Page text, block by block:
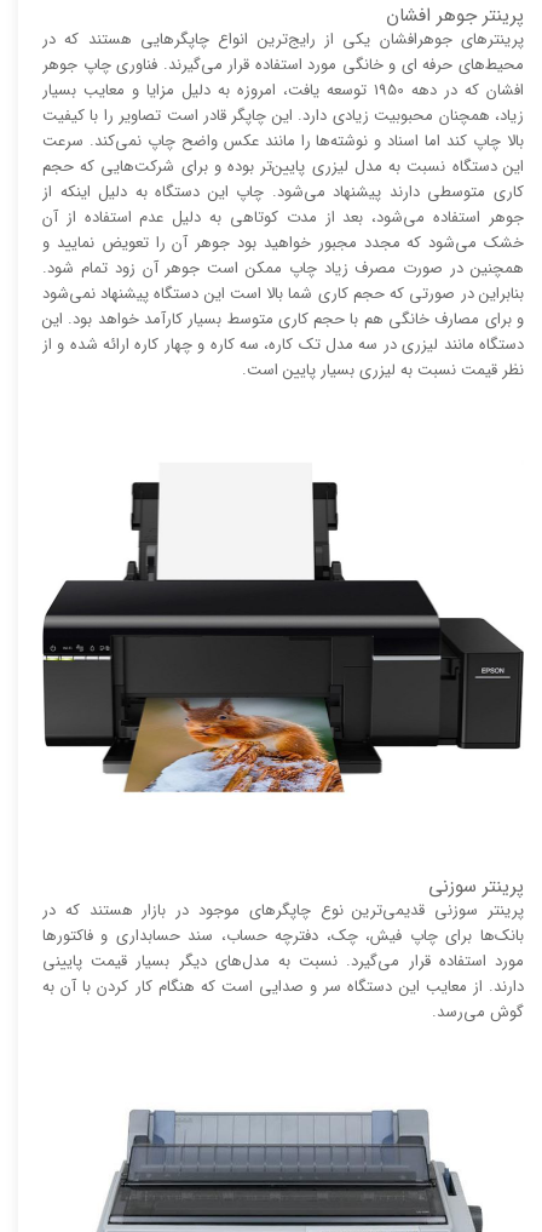
پرینتر جوهر افشان
پرینتر‌های جوهرافشان یکی از رایج‌ترین انواع چاپگر‌هایی هستند که در
محیط‌های حرفه ای و خانگی مورد استفاده قرار می‌گیرند. فناوری چاپ جوهر
افشان که در دهه 1950 توسعه یافت، امروزه به دلیل مزایا و معایب بسیار
زیاد، همچنان محبوبیت زیادی دارد. این چاپگر قادر است تصاویر را با کیفیت
بالا چاپ کند اما اسناد و نوشته‌ها را مانند عکس واضح چاپ نمی‌کند. سرعت
این دستگاه نسبت به مدل لیزری پایین‌تر بوده و برای شرکت‌هایی که حجم
کاری متوسطی دارند پیشنهاد می‌شود. چاپ این دستگاه به دلیل اینکه از
جوهر استفاده می‌شود، بعد از مدت کوتاهی به دلیل عدم استفاده از آن
خشک می‌شود که مجدد مجبور خواهید بود جوهر آن را تعویض نمایید و
همچنین در صورت مصرف زیاد چاپ ممکن است جوهر آن زود تمام شود.
بنابراین در صورتی که حجم کاری شما بالا است این دستگاه پیشنهاد نمی‌شود
و برای مصارف خانگی هم با حجم کاری متوسط بسیار کارآمد خواهد بود. این
دستگاه مانند لیزری در سه مدل تک کاره، سه کاره و چهار کاره ارائه شده و از
نظر قیمت نسبت به لیزری بسیار پایین است.
پرینتر سوزنی
پرینتر سوزنی قدیمی‌ترین نوع چاپگر‌های موجود در بازار هستند که در
بانک‌ها برای چاپ فیش، چک، دفترچه حساب، سند حسابداری و فاکتور‌ها
مورد استفاده قرار می‌گیرد. نسبت به مدل‌های دیگر بسیار قیمت پایینی
دارند. از معایب این دستگاه سر و صدایی است که هنگام کار کردن با آن به
گوش می‌رسد.